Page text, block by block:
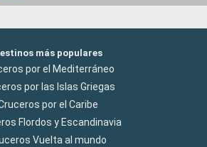
más populares
por el Mediterráneo
por las Islas Griegas
por el Caribe
Flordos y Escandinavia
Vuelta al mundo